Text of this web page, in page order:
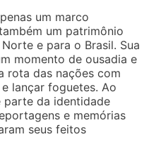
um marco
um patrimônio
e para o Brasil. Sua
momento de ousadia e
rota das nações com
lançar foguetes. Ao
parte da identidade
e memórias
seus feitos